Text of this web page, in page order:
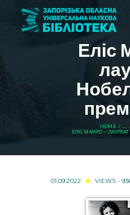
Еліс
HOME ...
ЕЛІС МАНРО – ЛАУРЕАТ
01.09.2022 VIEWS -